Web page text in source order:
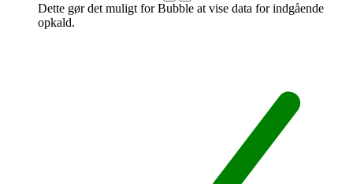
Dette gør det muligt for Bubble at vise data for indgående
opkald.